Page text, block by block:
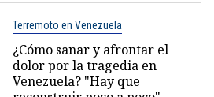
Terremoto en Venezuela
¿Cómo sanar y afrontar el
dolor por la tragedia en
Venezuela? "Hay que